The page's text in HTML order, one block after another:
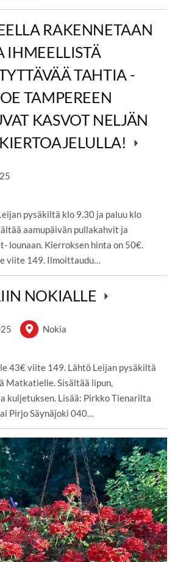
RAKENNETAAN
IHMEELLISTÄ
TAHTIA -
TAMPEREEN
KASVOT NELJÄN
pysäkiltä klo 9.30 ja paluu klo
aamupäivän pullakahvit ja
lounaan. Kierroksen hinta on 50€.
viite 149. Ilmoittaudu…
NOKIALLE
Nokia
43€ viite 149. Lähtö Leijan pysäkiltä
Matkatielle. Sisältää lipun,
kuljetuksen. Lisää: Pirkko Tienarilta
Pirjo Säynäjoki 040…